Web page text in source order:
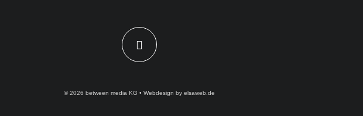
© 2026 between media KG • Webdesign by elsaweb.de